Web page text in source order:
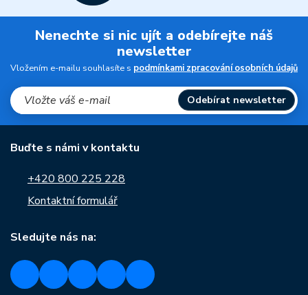
Nenechte si nic ujít a odebírejte náš
newsletter
Vložením e-mailu souhlasíte s podmínkami zpracování osobních údajů
Odebírat newsletter
Buďte s námi v kontaktu
+420 800 225 228
Kontaktní formulář
Sledujte nás na: